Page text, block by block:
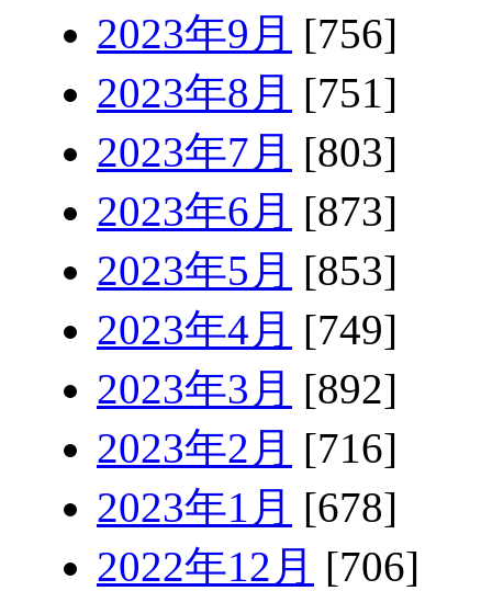
2023年9月 [756]
2023年8月 [751]
2023年7月 [803]
2023年6月 [873]
2023年5月 [853]
2023年4月 [749]
2023年3月 [892]
2023年2月 [716]
2023年1月 [678]
2022年12月 [706]